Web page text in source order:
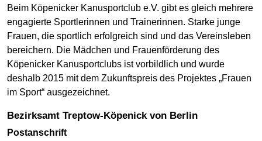
Beim Köpenicker Kanusportclub e.V. gibt es gleich mehrere
engagierte Sportlerinnen und Trainerinnen. Starke junge
Frauen, die sportlich erfolgreich sind und das Vereinsleben
bereichern. Die Mädchen und Frauenförderung des
Köpenicker Kanusportclubs ist vorbildlich und wurde
deshalb 2015 mit dem Zukunftspreis des Projektes „Frauen
im Sport“ ausgezeichnet.
Bezirksamt Treptow-Köpenick von Berlin
Postanschrift